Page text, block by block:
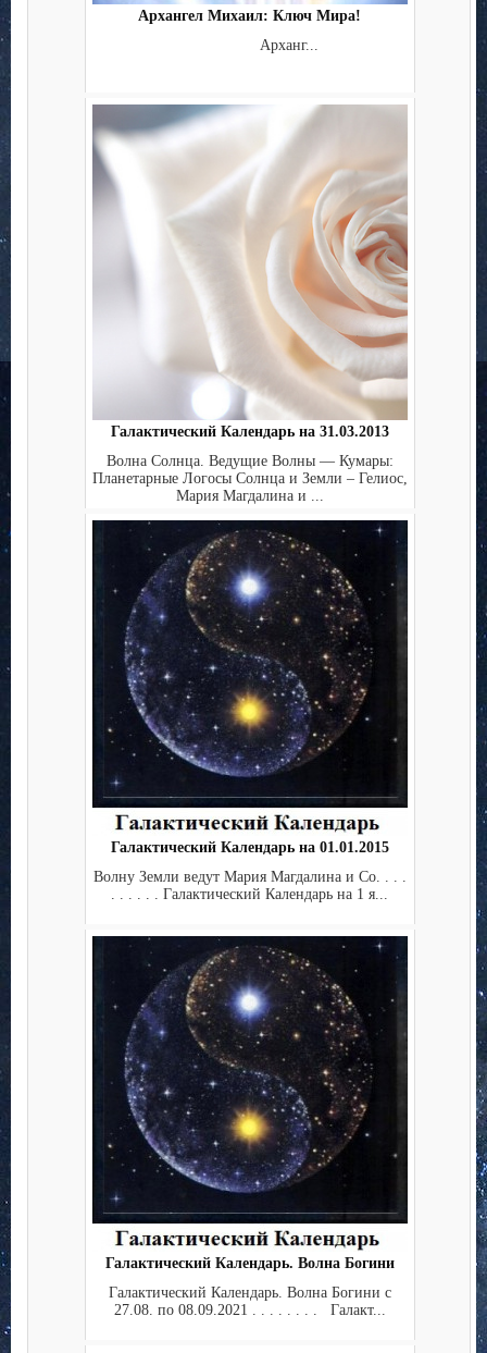
Архангел Михаил: Ключ Мира!
Арханг...
Галактический Календарь на 31.03.2013
Волна Солнца. Ведущие Волны — Кумары:
Планетарные Логосы Солнца и Земли – Гелиос,
Мария Магдалина и ...
Галактический Календарь на 01.01.2015
Волну Земли ведут Мария Магдалина и Co. . . .
. . . . . . Галактический Календарь на 1 я...
Галактический Календарь. Волна Богини
Галактический Календарь. Волна Богини с
27.08. по 08.09.2021 . . . . . . . . Галакт...